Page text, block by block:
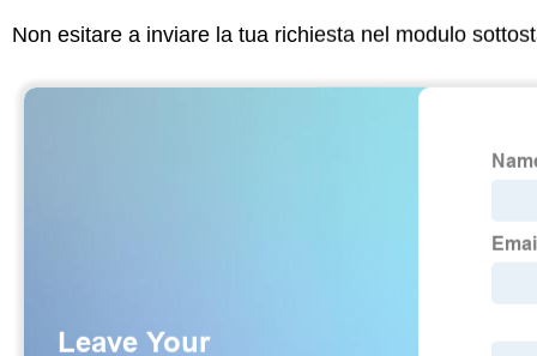
Non esitare a inviare la tua richiesta nel modulo